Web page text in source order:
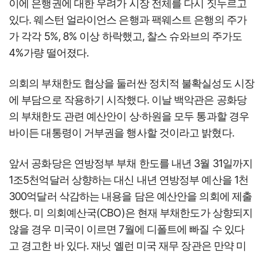
이에 은행권에 대한 우려가 시장 전체를 다시 짓누르고
있다. 웨스턴 얼라이언스 은행과 팩웨스트 은행의 주가
가 각각 5%, 8% 이상 하락했고, 찰스 슈와브의 주가도
4%가량 떨어졌다.
의회의 부채한도 협상을 둘러싼 정치적 불확실성도 시장
에 부담으로 작용하기 시작했다. 이날 백악관은 공화당
의 부채한도 관련 예산안이 상·하원을 모두 통과할 경우
바이든 대통령이 거부권을 행사할 것이라고 밝혔다.
앞서 공화당은 연방정부 부채 한도를 내년 3월 31일까지
1조5천억달러 상향하는 대신 내년 연방정부 예산을 1천
300억달러 삭감하는 내용을 담은 예산안을 의회에 제출
했다. 미 의회예산국(CBO)은 현재 부채한도가 상향되지
않을 경우 미국이 이르면 7월에 디폴트에 빠질 수 있다
고 경고한 바 있다. 재닛 옐런 미국 재무 장관은 만약 미